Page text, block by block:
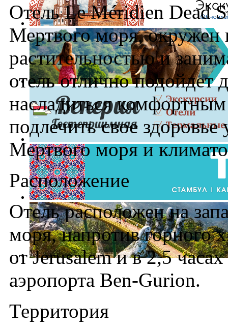
Отель Le Méridien Dead
Мертвого моря, окружен
растительностью и
отель отлично
насладиться
подлечить свое
Мертвого моря и
Расположение
Отель расположен на
моря, напротив горного
от Jerusalem и в 2,5
аэропорта Ben-Gurion.
Территория